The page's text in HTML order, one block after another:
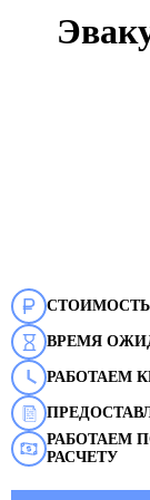
СТОИМОСТЬ
ВРЕМЯ
РАБОТАЕМ
РАБОТАЕМ
РАСЧЕТУ